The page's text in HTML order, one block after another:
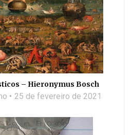
– Hieronymus Bosch
25 de fevereiro de 2021